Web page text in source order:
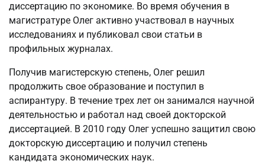
диссертацию по экономике. Во время обучения в
магистратуре Олег активно участвовал в научных
исследованиях и публиковал свои статьи в
профильных журналах.
Получив магистерскую степень, Олег решил
продолжить свое образование и поступил в
аспирантуру. В течение трех лет он занимался научной
деятельностью и работал над своей докторской
диссертацией. В 2010 году Олег успешно защитил свою
докторскую диссертацию и получил степень
кандидата экономических наук.